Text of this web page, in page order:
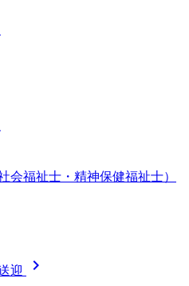
会福祉士・精神保健福祉士）
迎 